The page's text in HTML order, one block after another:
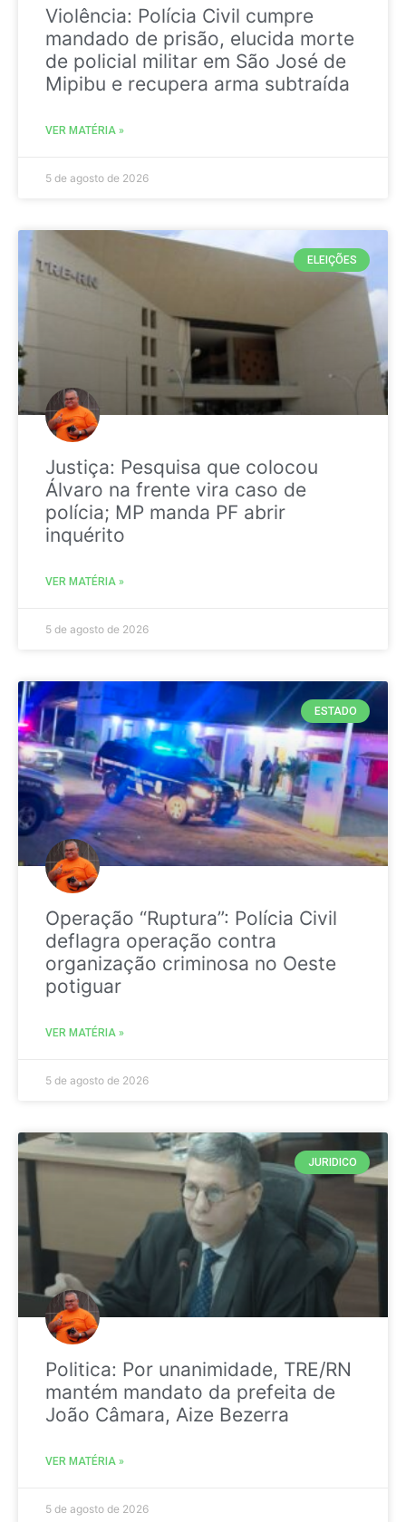
Violência: Polícia Civil cumpre
mandado de prisão, elucida morte
de policial militar em São José de
Mipibu e recupera arma subtraída
VER MATÉRIA »
5 de agosto de 2026
ELEIÇÕES
Justiça: Pesquisa que colocou
Álvaro na frente vira caso de
polícia; MP manda PF abrir
inquérito
VER MATÉRIA »
5 de agosto de 2026
ESTADO
Operação “Ruptura”: Polícia Civil
deflagra operação contra
organização criminosa no Oeste
potiguar
VER MATÉRIA »
5 de agosto de 2026
JURIDICO
Politica: Por unanimidade, TRE/RN
mantém mandato da prefeita de
João Câmara, Aize Bezerra
VER MATÉRIA »
5 de agosto de 2026